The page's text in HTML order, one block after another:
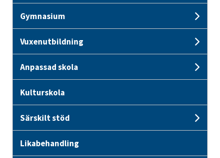
Gymnasium
Vuxenutbildning
Anpassad skola
Kulturskola
Särskilt stöd
Likabehandling